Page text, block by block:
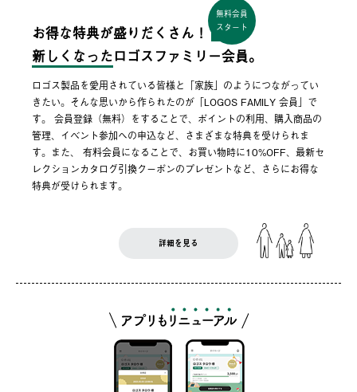
お得な特典が盛りだくさん！
無料会員
スタート
新しくなった ロゴスファミリー会員。
ロゴス製品を愛用されている皆様と「家族」のようにつながってい
きたい。そんな思いから作られたのが「LOGOS FAMILY 会員」で
す。 会員登録（無料）をすることで、ポイントの利用、購入商品の
管理、イベント参加への申込など、さまざまな特典を受けられま
す。また、 有料会員になることで、お買い物時に10%OFF、最新セ
レクションカタログ引換クーポンのプレゼントなど、さらにお得な
特典が受けられます。
詳細を見る